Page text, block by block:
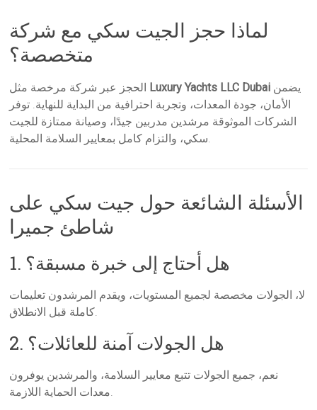
لماذا حجز الجيت سكي مع شركة
متخصصة؟
Luxury Yachts LLC Dubai
الأمان، جودة المعدات، وتجربة احترافية من البداية للنهاية. توفر
الشركات الموثوقة مرشدين مدربين جيدًا، وصيانة ممتازة للجيت
سكي، والتزام كامل بمعايير السلامة المحلية.
الأسئلة الشائعة حول جيت سكي على
شاطئ جميرا
1. هل أحتاج إلى خبرة مسبقة؟
لا، الجولات مخصصة لجميع المستويات، ويقدم المرشدون تعليمات
كاملة قبل الانطلاق.
2. هل الجولات آمنة للعائلات؟
نعم، جميع الجولات تتبع معايير السلامة، والمرشدين يوفرون
معدات الحماية اللازمة.